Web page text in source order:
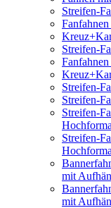
Streifen-
Streifen-
Streifen-
Streifen-
Streifen-
Streifen-
mit
mit